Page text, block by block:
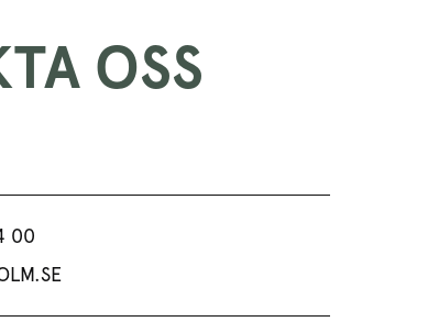
OSS
00